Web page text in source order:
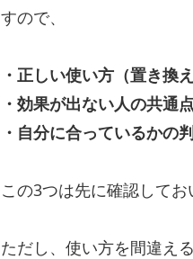
すので、
・正しい使い方（置き換
・効果が出ない人の共通点
・自分に合っているかの
この3つは先に確認してお
ただし、使い方を間違え